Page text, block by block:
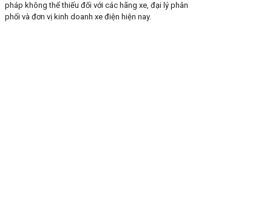
pháp không thể thiếu đối với các hãng xe, đại lý phân
phối và đơn vị kinh doanh xe điện hiện nay.